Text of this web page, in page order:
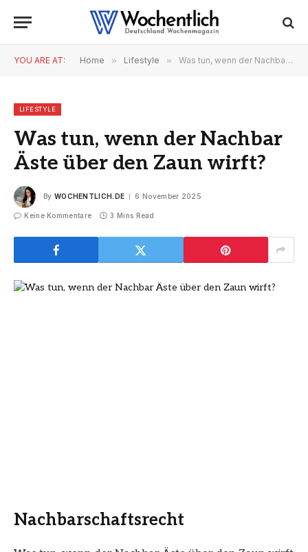
YOU ARE AT: Home » Lifestyle » Was tun, wenn der Nachbar Äste über den Zaun wirft?
LIFESTYLE
Was tun, wenn der Nachbar
Äste über den Zaun wirft?
By WOCHENTLICH.DE 6 November 2025
Keine Kommentare 3 Mins Read
Nachbarschaftsrecht